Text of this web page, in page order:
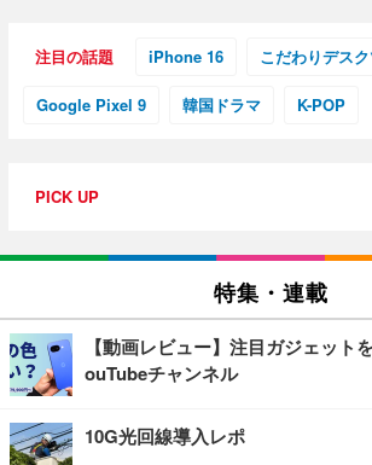
注目の話題 iPhone 16 こだわりデス
Google Pixel 9 韓国ドラマ K-POP
PICK UP
特集・連載
【動画レビュー】注目ガジェット
ouTubeチャンネル
10G光回線導入レポ